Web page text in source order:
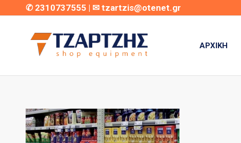
✆ 2310737555 | ✉ tzartzis@otenet.gr
ΑΡΧΙΚΉ